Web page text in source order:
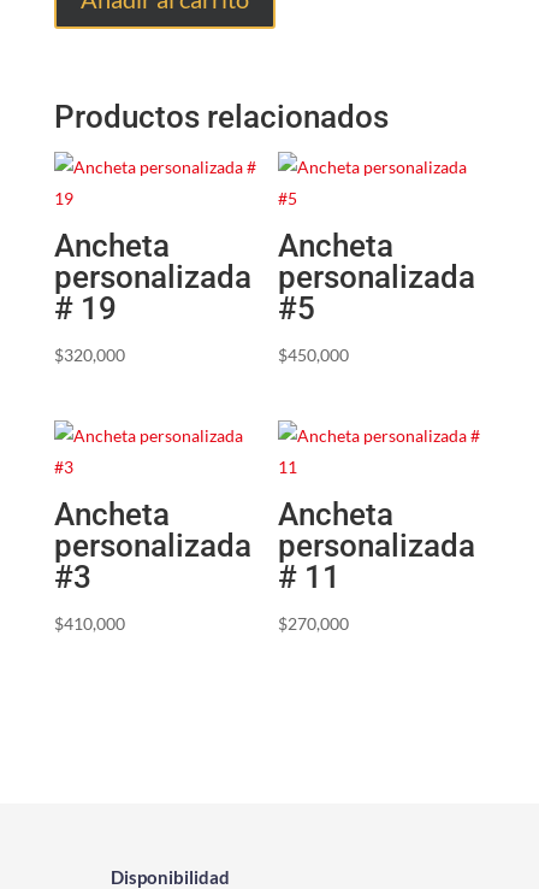
Productos relacionados
Ancheta
personalizada
# 19
$320,000
Ancheta
personalizada
#5
$450,000
Ancheta
personalizada
#3
$410,000
Ancheta
personalizada
# 11
$270,000
Disponibilidad